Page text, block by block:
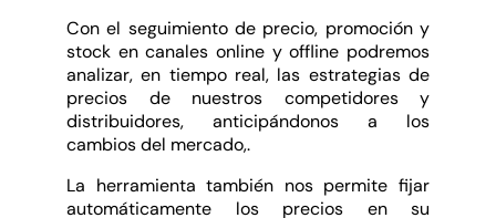
Con el seguimiento de precio, promoción y
stock en canales online y offline podremos
analizar, en tiempo real, las estrategias de
precios de nuestros competidores y
distribuidores, anticipándonos a los
cambios del mercado,.
La herramienta también nos permite fijar
automáticamente los precios en su